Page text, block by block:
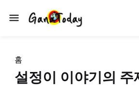
홈
설정이 이야기의 주